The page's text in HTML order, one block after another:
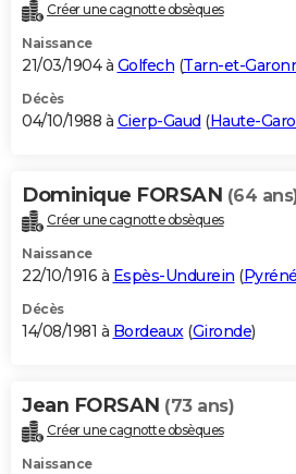
Créer une cagnotte obsèques
Naissance
21/03/1904 à Golfech (Tarn-et-
Décès
04/10/1988 à Cierp-Gaud (Haute-
Dominique FORSAN (64
Créer une cagnotte obsèques
Naissance
22/10/1916 à Espès-Undurein (
Décès
14/08/1981 à Bordeaux(Gironde)
Jean FORSAN (73 ans)
Créer une cagnotte obsèques
Naissance